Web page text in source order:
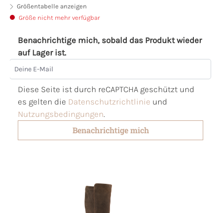
Größentabelle anzeigen
Größe nicht mehr verfügbar
Benachrichtige mich, sobald das Produkt wieder
auf Lager ist.
Deine E-Mail
Diese Seite ist durch reCAPTCHA geschützt und
es gelten die Datenschutzrichtlinie und
Nutzungsbedingungen.
Benachrichtige mich